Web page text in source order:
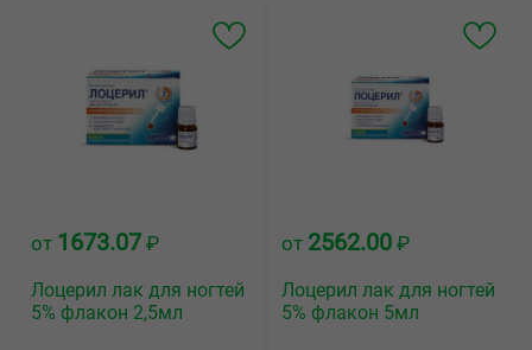
от 1673.07 ₽
Лоцерил лак для ногтей
5% флакон 2,5мл
от 2562.00 ₽
Лоцерил лак для ногтей
5% флакон 5мл